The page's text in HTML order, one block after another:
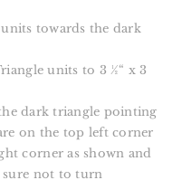
towards the dark
units to 3 ½“ x 3
dark triangle pointing
on the top left corner
corner as shown and
sure not to turn